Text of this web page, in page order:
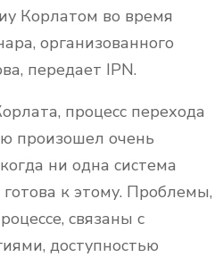
Корлатом во время
организованного
передает IPN.
процесс перехода
произошел очень
ни одна система
к этому. Проблемы,
связаны с
доступностью